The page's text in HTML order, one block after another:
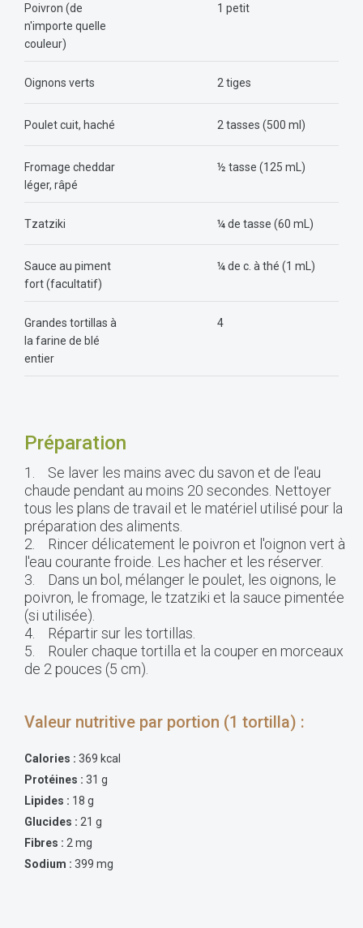
Poivron (de
n'importe quelle
couleur)
1 petit
Oignons verts 2 tiges
Poulet cuit, haché 2 tasses (500 ml)
Fromage cheddar
léger, râpé
½ tasse (125 mL)
Tzatziki ¼ de tasse (60 mL)
Sauce au piment
fort (facultatif)
¼ de c. à thé (1 mL)
Grandes tortillas à
la farine de blé
entier
4
Préparation
1. Se laver les mains avec du savon et de l'eau
chaude pendant au moins 20 secondes. Nettoyer
tous les plans de travail et le matériel utilisé pour la
préparation des aliments.
2. Rincer délicatement le poivron et l'oignon vert à
l'eau courante froide. Les hacher et les réserver.
3. Dans un bol, mélanger le poulet, les oignons, le
poivron, le fromage, le tzatziki et la sauce pimentée
(si utilisée).
4. Répartir sur les tortillas.
5. Rouler chaque tortilla et la couper en morceaux
de 2 pouces (5 cm).
Valeur nutritive par portion (1 tortilla) :
Calories : 369 kcal
Protéines : 31 g
Lipides : 18 g
Glucides : 21 g
Fibres : 2 mg
Sodium : 399 mg